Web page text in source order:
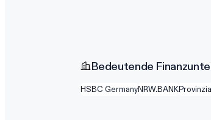
Bedeutende
HSBC GermanyNRW.BANK